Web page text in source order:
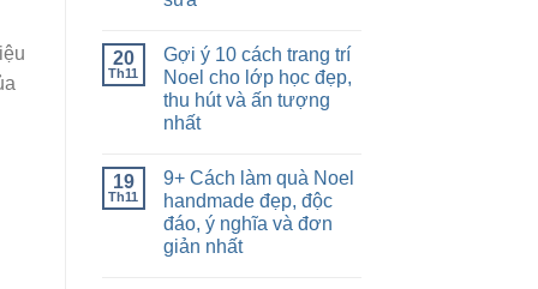
20
Th11
Gợi ý 10 cách trang trí
Noel cho lớp học đẹp,
thu hút và ấn tượng
nhất
19
Th11
9+ Cách làm quà Noel
handmade đẹp, độc
đáo, ý nghĩa và đơn
giản nhất